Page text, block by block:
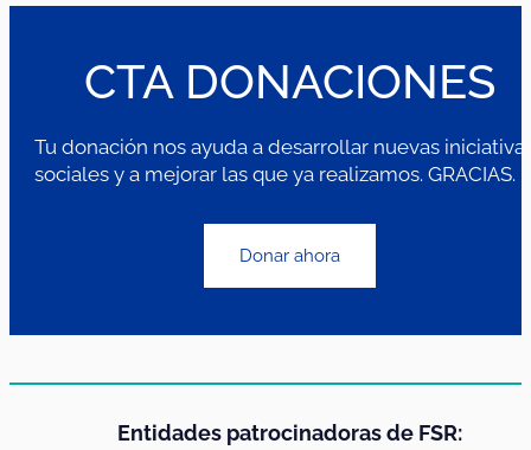
CTA DONACIONES
Tu donación nos ayuda a desarrollar nuevas
sociales y a mejorar las que ya realizamos. GRACIAS.
Donar ahora
Entidades patrocinadoras de FSR: